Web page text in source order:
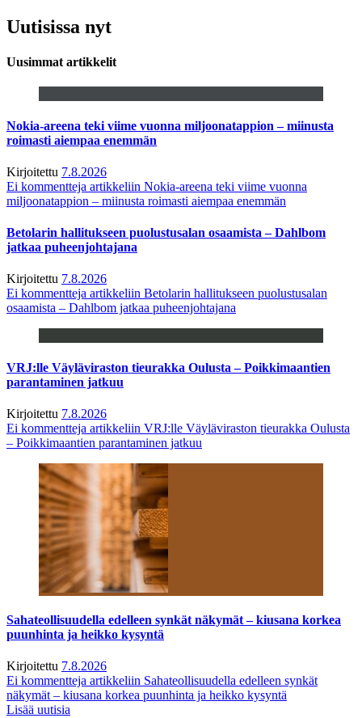
Uutisissa nyt
Uusimmat artikkelit
Nokia-areena teki viime vuonna miljoonatappion – miinusta
roimasti aiempaa enemmän
Kirjoitettu 7.8.2026
Ei kommentteja artikkeliin Nokia-areena teki viime vuonna
miljoonatappion – miinusta roimasti aiempaa enemmän
Betolarin hallitukseen puolustusalan osaamista – Dahlbom
jatkaa puheenjohtajana
Kirjoitettu 7.8.2026
Ei kommentteja artikkeliin Betolarin hallitukseen puolustusalan
osaamista – Dahlbom jatkaa puheenjohtajana
VRJ:lle Väyläviraston tieurakka Oulusta – Poikkimaantien
parantaminen jatkuu
Kirjoitettu 7.8.2026
Ei kommentteja artikkeliin VRJ:lle Väyläviraston tieurakka Oulusta
– Poikkimaantien parantaminen jatkuu
Sahateollisuudella edelleen synkät näkymät – kiusana korkea
puunhinta ja heikko kysyntä
Kirjoitettu 7.8.2026
Ei kommentteja artikkeliin Sahateollisuudella edelleen synkät
näkymät – kiusana korkea puunhinta ja heikko kysyntä
Lisää uutisia